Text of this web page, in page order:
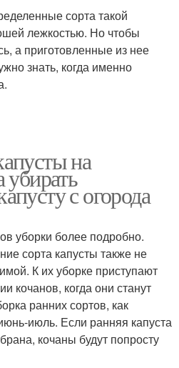
сорта такой
лежкостью. Но чтобы
а приготовленные из нее
знать, когда именно
на
убирать
с огорода
уборки более подробно.
сорта капусты также не
К их уборке приступают
кочанов, когда они станут
ранних сортов, как
июль. Если ранняя капуста
кочаны будут попросту